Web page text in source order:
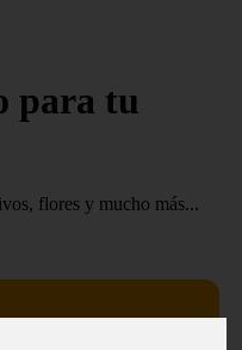
para tu
flores y mucho más...